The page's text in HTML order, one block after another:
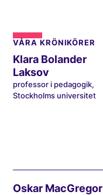
VÅRA KRÖNIKÖRER
Klara Bolander
Laksov
professor i pedagogik,
Stockholms universitet
Oskar MacGregor